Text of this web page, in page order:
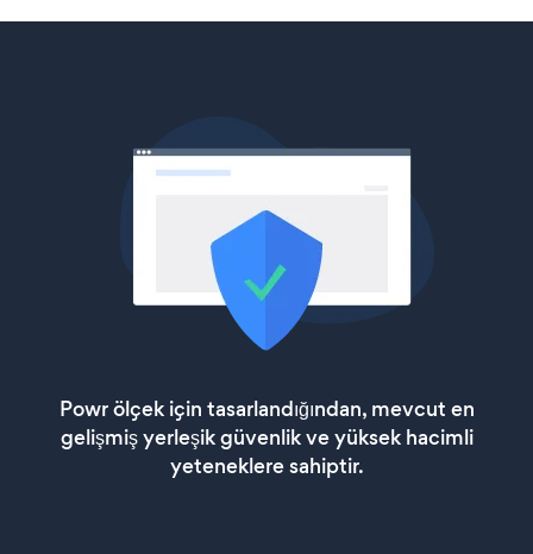
Powr ölçek için tasarlandığından, mevcut en
gelişmiş yerleşik güvenlik ve yüksek hacimli
yeteneklere sahiptir.